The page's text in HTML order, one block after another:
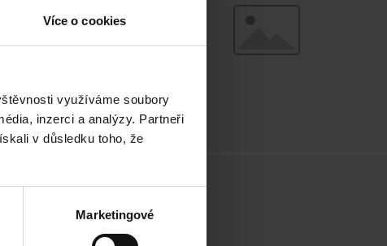
Více o cookies
využíváme soubory
inzerci a analýzy. Partneři
v důsledku toho, že
Marketingové